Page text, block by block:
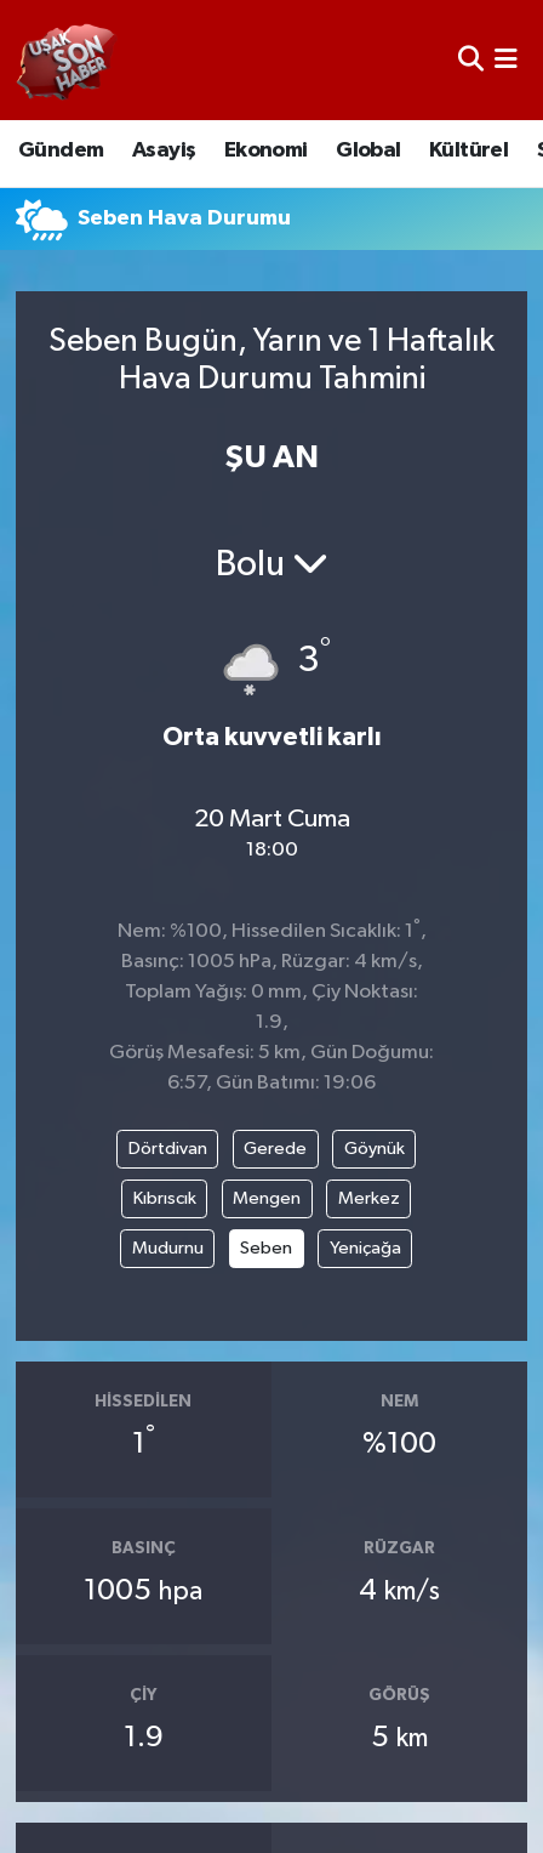
Gündem Asayiş Ekonomi Global Kültürel
Seben Hava Durumu
Seben Bugün, Yarın ve 1 Haftalık
Hava Durumu Tahmini
ŞU AN
Bolu
3°
Orta kuvvetli karlı
20 Mart Cuma
18:00
Nem: %100, Hissedilen Sıcaklık: 1 ° ,
Basınç: 1005 hPa, Rüzgar: 4 km/s,
Toplam Yağış: 0 mm, Çiy Noktası:
1.9,
Görüş Mesafesi: 5 km, Gün Doğumu:
6:57, Gün Batımı: 19:06
Dörtdivan Gerede Göynük
Kıbrıscık Mengen Merkez
Mudurnu Seben Yeniçağa
HISSEDILEN
1 °
NEM
%100
BASINÇ
1005 hpa
RÜZGAR
4 km/s
ÇIY
1.9
GÖRÜŞ
5 km
Uşak Nöbetçi Eczaneler
Uşak Hava Durumu
Uşak Namaz Vakitleri
Süper Lig Puan Durumu ve Fikstür
Son Dakika Haberleri